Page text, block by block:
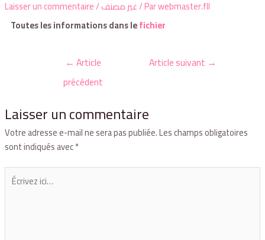
Laisser un commentaire/غير مصنف/ Parwebmaster.fll
Toutes les informations dans lefichier
← Article
précédent
Article suivant →
Laisser un commentaire
Votre adresse e-mail ne sera pas publiée.Les champs obligatoires
sont indiqués avec*